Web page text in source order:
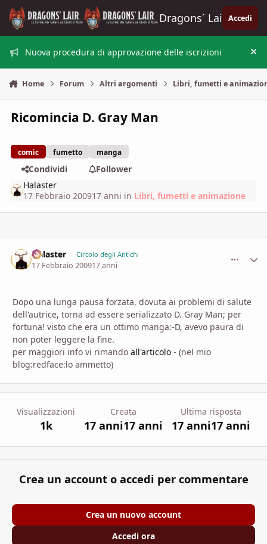
Vai al contenuto
Dragons´ Lair Accedi
Nuova procedura di approvazione delle iscrizioni
Home Forum Altri argomenti Libri, fumetti e
Ricomincia D. Gray Man
comic fumetto manga
Condividi
Follower
Halaster
17 Febbraio 200917 anni in Libri, fumetti e animazione
Halaster Circolo degli Antichi
17 Febbraio 200917 anni
Dopo una lunga pausa forzata, dovuta ai problemi di salute
dell'autrice, torna ad essere serializzato D. Gray Man; per
fortuna! visto che era un ottimo manga:-D, avevo paura di
non poter leggere la fine.
per maggiori info vi rimando all'articolo - (nel mio
blog:redface:lo ammetto)
Visualizzazioni
1k
Creata
17 anni17 anni
Ultima risposta
17 anni17 anni
Crea un account o accedi per commentare
Crea un nuovo account
Accedi ora